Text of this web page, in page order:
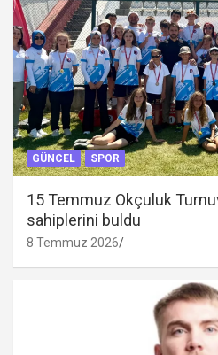
GÜNCEL SPOR
15 Temmuz Okçuluk
sahiplerini buldu
8 Temmuz 2026